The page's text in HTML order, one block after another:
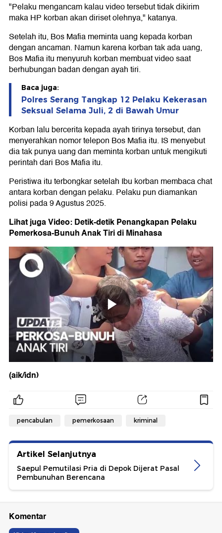
"Pelaku mengancam kalau video tersebut tidak dikirim
maka HP korban akan diriset olehnya," katanya.
Setelah itu, Bos Mafia meminta uang kepada korban
dengan ancaman. Namun karena korban tak ada uang,
Bos Mafia itu menyuruh korban membuat video saat
berhubungan badan dengan ayah tiri.
Baca juga:
Polres Serang Tangkap 12 Pelaku Kekerasan
Seksual Selama Juli, 2 di Bawah Umur
Korban lalu bercerita kepada ayah tirinya tersebut, dan
menyerahkan nomor telepon Bos Mafia itu. IS menyebut
dia tak punya uang dan meminta korban untuk mengikuti
perintah dari Bos Mafia itu.
Peristiwa itu terbongkar setelah Ibu korban membaca chat
antara korban dengan pelaku. Pelaku pun diamankan
polisi pada 9 Agustus 2025.
Lihat juga Video: Detik-detik Penangkapan Pelaku
Pemerkosa-Bunuh Anak Tiri diMinahasa
(aik/idn)
pencabulan pemerkosaan kriminal
Artikel Selanjutnya
Saepul Pemutilasi Pria di Depok Dijerat Pasal
Pembunuhan Berencana